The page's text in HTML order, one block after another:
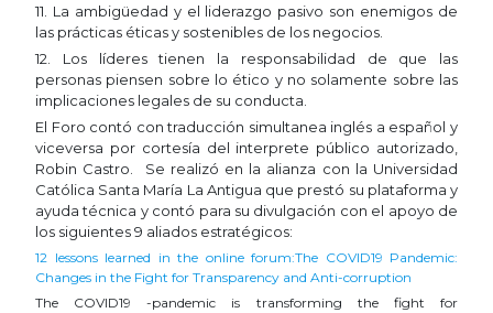
11. La ambigüedad y el liderazgo pasivo son enemigos de
las prácticas éticas y sostenibles de los negocios.
12. Los líderes tienen la responsabilidad de que las
personas piensen sobre lo ético y no solamente sobre las
implicaciones legales de su conducta.
El Foro contó con traducción simultanea inglés a español y
viceversa por cortesía del interprete público autorizado,
Robin Castro. Se realizó en la alianza con la Universidad
Católica Santa María La Antigua que prestó su plataforma y
ayuda técnica y contó para su divulgación con el apoyo de
los siguientes 9 aliados estratégicos:
12 lessons learned in the online forum:The COVID19 Pandemic:
Changes in the Fight for Transparency and Anti-corruption
The COVID19 -pandemic is transforming the fight for